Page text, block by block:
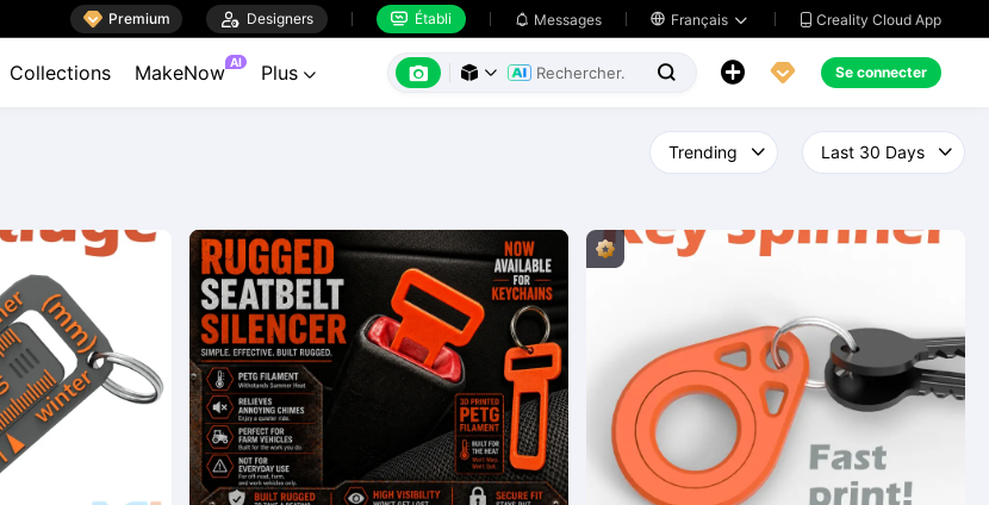
 Premium  Designers  Établi  Messages  Français   Creality Cloud App
Collections MakeNow AI Plus        Se connecter